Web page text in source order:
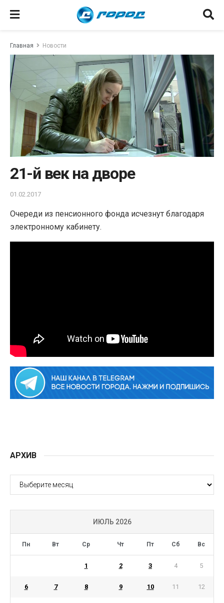
Главная Новости
21-й век на дворе
01.02.2017
Очереди из пенсионного фонда исчезнут благодаря
электронному кабинету.
АРХИВ
АРХИВ
ИЮЛЬ 2026
Пн Вт Ср Чт Пт Сб Вс
1 2 3 4 5
6 7 8 9 10 11 12